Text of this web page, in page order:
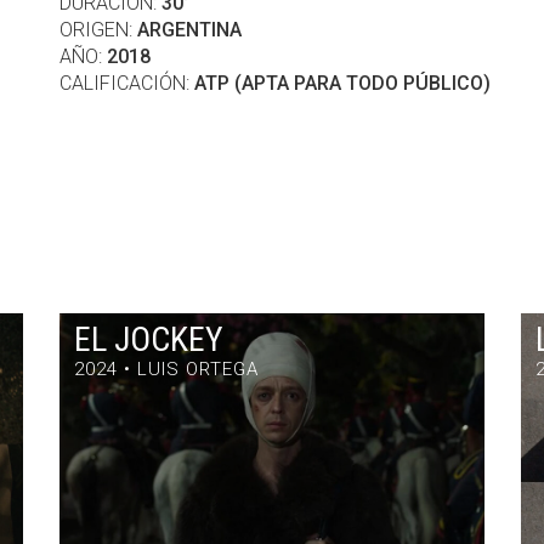
ORIGEN: ARGENTINA
AÑO: 2018
CALIFICACIÓN: ATP (APTA PARA TODO PÚBLICO)
EL JOCKEY
2024 • LUIS ORTEGA
EL JOCKEY
DRAMA / 97' / ARGENTINA / 2024
VIE 31/7 22:30 h